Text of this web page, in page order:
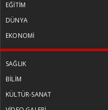
EĞİTİM
DÜNYA
EKONOMİ
SAĞLIK
BİLİM
KÜLTÜR-SANAT